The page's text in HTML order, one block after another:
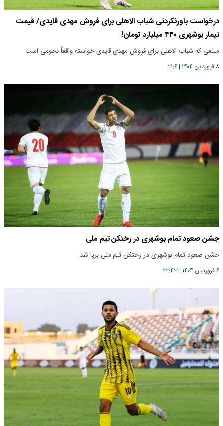
درخواست باورنکردنی شباب الاهلی برای فروش مهدی قایدی/ قیمت
نیمار بوشهری ۴۴۰ میلیارد تومان!
مبلغی که شباب الاهلی برای فروش مهدی قایدی خواسته واقعاً نجومی است.
۸ فروردین ۱۴۰۴ |۲۱:۶
جشن صعود تمام بوشهری در رختکن تیم ملی
جشن صعود تمام بوشهری در رختکن تیم ملی برپا شد.
۶ فروردین ۱۴۰۴ |۲۲:۴۳